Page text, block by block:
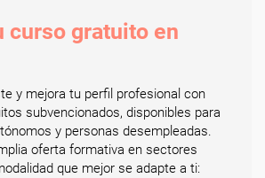
curso gratuito en
y mejora tu perfil profesional con
subvencionados, disponibles para
y personas desempleadas.
oferta formativa en sectores
que mejor se adapte a ti: